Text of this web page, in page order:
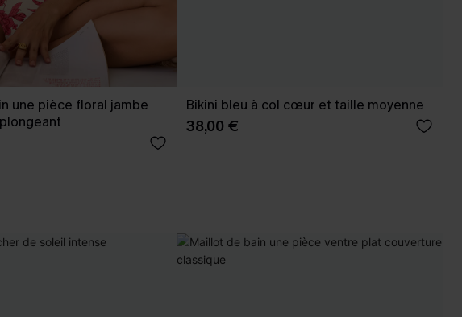
une pièce floral jambe
Bikini bleu à col cœur et taille moyenne
38,00 €